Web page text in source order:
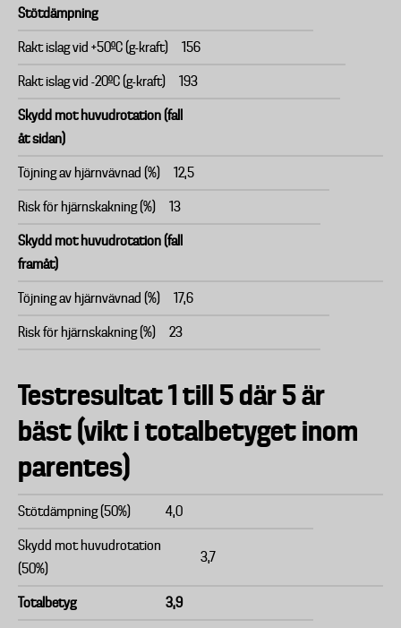
Stötdämpning
Rakt islag vid +50ºC (g-kraft) 156
Rakt islag vid -20ºC (g-kraft) 193
Skydd mot huvudrotation (fall
åt sidan)
Töjning av hjärnvävnad (%) 12,5
Risk för hjärnskakning (%) 13
Skydd mot huvudrotation (fall
framåt)
Töjning av hjärnvävnad (%) 17,6
Risk för hjärnskakning (%) 23
Testresultat 1 till 5 där 5 är
bäst (vikt i totalbetyget inom
parentes)
Stötdämpning (50%) 4,0
Skydd mot huvudrotation
(50%)
3,7
Totalbetyg 3,9